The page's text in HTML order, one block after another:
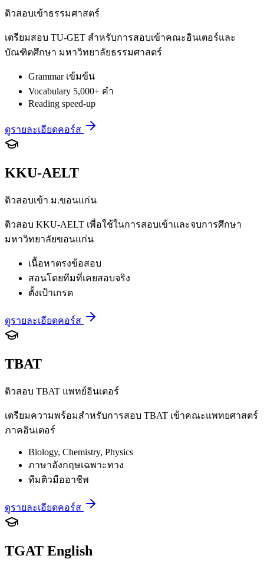
ติวสอบเข้าธรรมศาสตร์
เตรียมสอบ TU-GET สำหรับการสอบเข้าคณะอินเตอร์และ
บัณฑิตศึกษา มหาวิทยาลัยธรรมศาสตร์
Grammar เข้มข้น
Vocabulary 5,000+ คำ
Reading speed-up
ดูรายละเอียดคอร์ส
KKU-AELT
ติวสอบเข้า ม.ขอนแก่น
ติวสอบ KKU-AELT เพื่อใช้ในการสอบเข้าและจบการศึกษา
มหาวิทยาลัยขอนแก่น
เนื้อหาตรงข้อสอบ
สอนโดยทีมที่เคยสอบจริง
ตั้งเป้าเกรด
ดูรายละเอียดคอร์ส
TBAT
ติวสอบ TBAT แพทย์อินเตอร์
เตรียมความพร้อมสำหรับการสอบ TBAT เข้าคณะแพทยศาสตร์
ภาคอินเตอร์
Biology, Chemistry, Physics
ภาษาอังกฤษเฉพาะทาง
ทีมติวมืออาชีพ
ดูรายละเอียดคอร์ส
TGAT English